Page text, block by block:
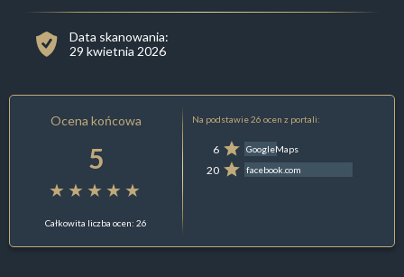
Data skanowania:
29 kwietnia 2026
Ocena końcowa
5
Całkowita liczba ocen: 26
Na podstawie 26 ocen z portali:
6 GoogleMaps
20 facebook.com